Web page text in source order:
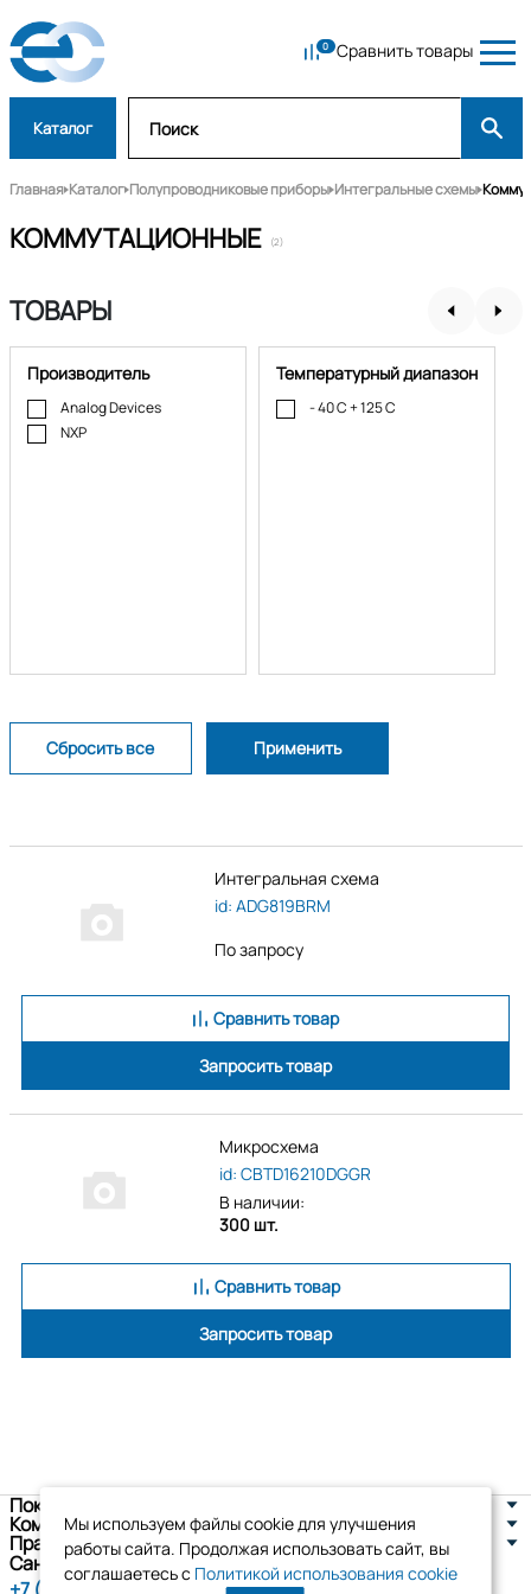
Сравнить товары
Каталог
Главная Каталог Полупроводниковые приборы Интегральные схемы
КОММУТАЦИОННЫЕ (2)
ТОВАРЫ
Производитель
Analog Devices
NXP
Температурный диапазон
- 40 C + 125 C
Интегральная схема
id: ADG819BRM
По запросу
Сравнить товар
Запросить товар
Микросхема
id: CBTD16210DGGR
В наличии:
300 шт.
Сравнить товар
Запросить товар
Покупателям
Компания
Правовая информация
Санкт-Петербург, ул. Новоселов д. 8
Мы используем файлы cookie для улучшения
работы сайта. Продолжая использовать сайт, вы
соглашаетесь с Политикой использования cookie